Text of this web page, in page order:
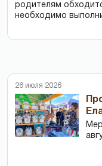
родителям
необходимо
26 июля 2026